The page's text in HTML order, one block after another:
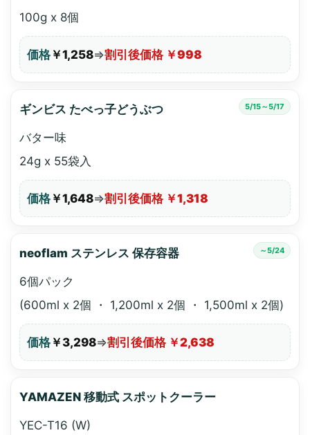
100g x 8個
価格 ￥1,258⇒割引後価格 ￥998
ギンビス たべっ子どうぶつ 5/15～5/17
バター味
24g x 55袋入
価格 ￥1,648⇒割引後価格 ￥1,318
neoflam ステンレス 保存容器 ～5/24
6個パック
(600ml x 2個 ・ 1,200ml x 2個 ・ 1,500ml x 2個)
価格 ￥3,298⇒割引後価格 ￥2,638
YAMAZEN 移動式 スポットクーラー
YEC-T16 (W)